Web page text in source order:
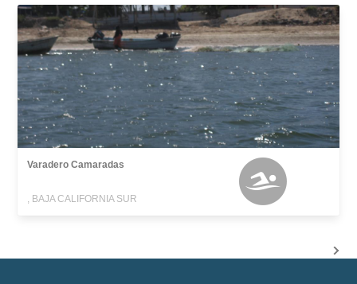
Varadero Camaradas
, BAJA CALIFORNIA SUR